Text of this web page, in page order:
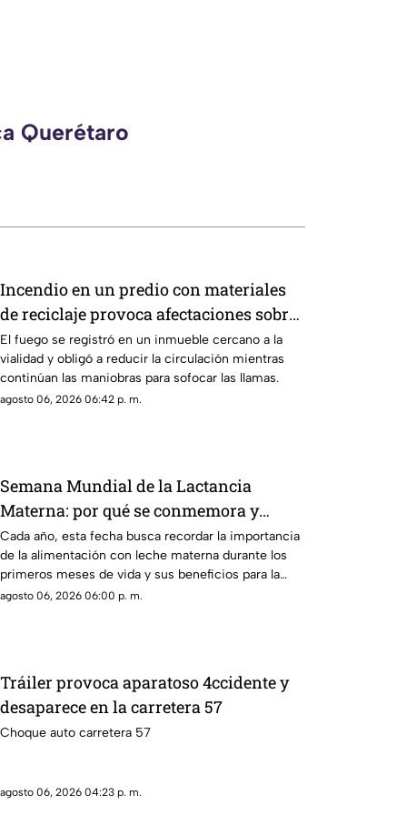
Querétaro
Incendio en un predio con materiales
de reciclaje provoca afectaciones sobre
la carretera 57
El fuego se registró en un inmueble cercano a la
vialidad y obligó a reducir la circulación mientras
continúan las maniobras para sofocar las llamas.
agosto 06, 2026 06:42 p. m.
Semana Mundial de la Lactancia
Materna: por qué se conmemora y
cuáles son sus beneficios
Cada año, esta fecha busca recordar la importancia
de la alimentación con leche materna durante los
primeros meses de vida y sus beneficios para la
salud.
agosto 06, 2026 06:00 p. m.
Tráiler provoca aparatoso 4ccidente y
desaparece en la carretera 57
Choque auto carretera 57
agosto 06, 2026 04:23 p. m.